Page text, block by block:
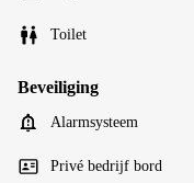
Toilet
Beveiliging
Alarmsysteem
Privé bedrijf bord